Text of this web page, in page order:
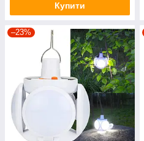
Купити
–23%